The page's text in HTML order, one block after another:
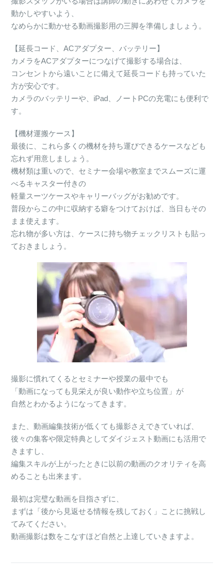
動かしやすいよう、
なめらかに動かせる動画撮影用の三脚を準備しましょう。
【延長コード、ACアダプター、バッテリー】
カメラをACアダプターにつなげて撮影する場合は、
コンセントから遠いことに備えて延長コードも持っていた
方が安心です。
カメラのバッテリーや、iPad、ノートPCの充電にも便利で
す。
【機材運搬ケース】
最後に、これら多くの機材を持ち運びできるケースなども
忘れず用意しましょう。
機材類は重いので、セミナー会場や教室までスムーズに運
べるキャスター付きの
軽量スーツケースやキャリーバッグがお勧めです。
普段からこの中に収納する癖をつけておけば、当日もその
まま使えます。
忘れ物が多い方は、ケースに持ち物チェックリストも貼っ
ておきましょう。
撮影に慣れてくるとセミナーや授業の最中でも
「動画になっても見栄えが良い動作や立ち位置」が
自然とわかるようになってきます。
また、動画編集技術が低くても撮影さえできていれば、
後々の集客や限定特典としてダイジェスト動画にも活用で
きますし、
編集スキルが上がったときに以前の動画のクオリティを高
めることも出来ます。
最初は完璧な動画を目指さずに、
まずは「後から見返せる情報を残しておく」ことに挑戦し
てみてください。
動画撮影は数をこなすほど自然と上達していきますよ。